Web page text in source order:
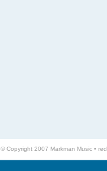
© Copyright 2007 Markman Music •